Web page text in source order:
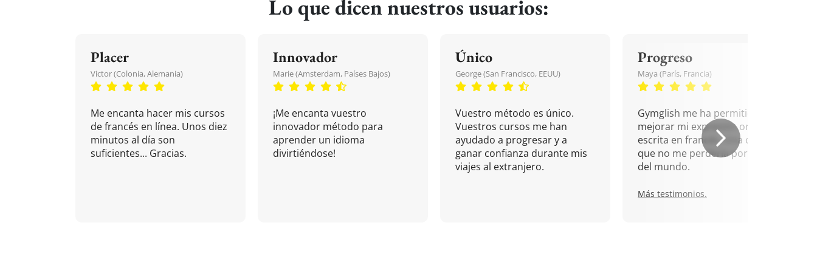
Lo que dicen nuestros usuarios:
Placer
Victor (Colonia, Alemania)
Me encanta hacer mis cursos
de francés en línea. Unos diez
minutos al día son
suficientes... Gracias.
Innovador
Marie (Amsterdam, Países Bajos)
¡Me encanta vuestro
innovador método para
aprender un idioma
divirtiéndose!
Único
George (San Francisco, EEUU)
Vuestro método es único.
Vuestros cursos me han
ayudado a progresar y a
ganar confianza durante mis
viajes al extranjero.
Progreso
Maya (París, Francia)
Gymglish me ha permitido
mejorar mi expresión oral y
escrita en francés. Una cita
que no me perdería por nada
del mundo.
Más testimonios.